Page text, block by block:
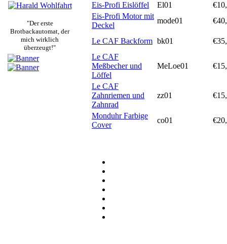
"Der erste
Brotbackautomat, der
mich wirklich
überzeugt!"
Eis-Profi Eislöffel El01
Eis-Profi Motor mit
Deckel
mode01
Le CAF Backform bk01
Le CAF
Meßbecher und
Löffel
MeLoe01
Le CAF
Zahnriemen und
Zahnrad
zz01
Monduhr Farbige
Cover
co01